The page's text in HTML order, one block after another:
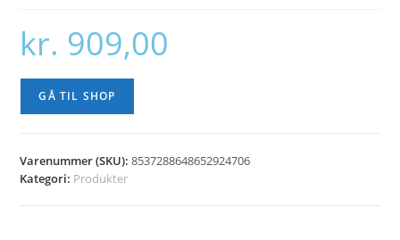
kr. 909,00
GÅ TIL SHOP
Varenummer (SKU):8537288648652924706
Kategori: Produkter